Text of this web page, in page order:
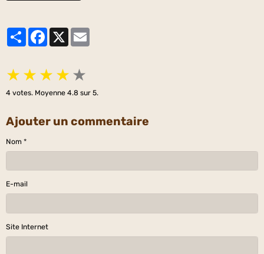
PartagerFacebook
★ ★ ★ ★ ★
4 votes. Moyenne 4.8 sur 5.
Ajouter un commentaire
Nom
E-mail
Site Internet